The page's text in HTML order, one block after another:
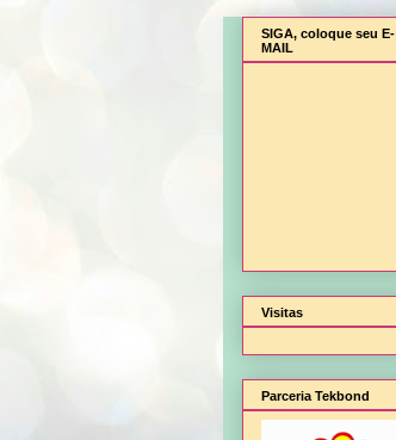
SIGA, coloque seu E-
MAIL
Visitas
Parceria Tekbond